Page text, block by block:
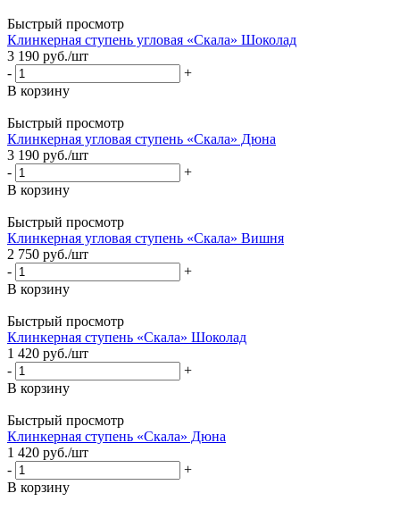
Быстрый просмотр
Клинкерная ступень угловая «Скала» Шоколад
3 190 руб./шт
-
+
В корзину
Быстрый просмотр
Клинкерная угловая ступень «Скала» Дюна
3 190 руб./шт
-
+
В корзину
Быстрый просмотр
Клинкерная угловая ступень «Скала» Вишня
2 750 руб./шт
-
+
В корзину
Быстрый просмотр
Клинкерная ступень «Скала» Шоколад
1 420 руб./шт
-
+
В корзину
Быстрый просмотр
Клинкерная ступень «Скала» Дюна
1 420 руб./шт
-
+
В корзину